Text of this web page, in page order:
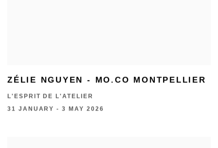
ZÉLIE NGUYEN - MO.CO MONTPELLIER
L'ESPRIT DE L'ATELIER
31 JANUARY - 3 MAY 2026